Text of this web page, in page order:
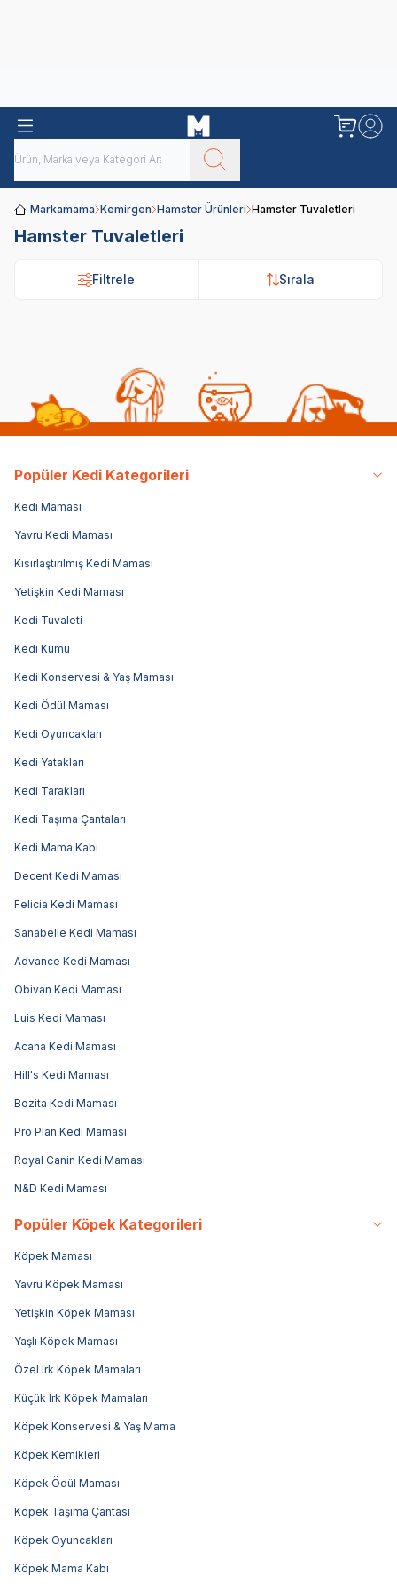
Markamama Kemirgen Hamster Ürünleri Hamster Tuvaletleri
Hamster Tuvaletleri
Filtrele Sırala
Filtrele Sırala
Popüler Kedi Kategorileri
Kedi Maması
Yavru Kedi Maması
Kısırlaştırılmış Kedi Maması
Yetişkin Kedi Maması
Kedi Tuvaleti
Kedi Kumu
Kedi Konservesi & Yaş Maması
Kedi Ödül Maması
Kedi Oyuncakları
Kedi Yatakları
Kedi Tarakları
Kedi Taşıma Çantaları
Kedi Mama Kabı
Decent Kedi Maması
Felicia Kedi Maması
Sanabelle Kedi Maması
Advance Kedi Maması
Obivan Kedi Maması
Luis Kedi Maması
Acana Kedi Maması
Hill's Kedi Maması
Bozita Kedi Maması
Pro Plan Kedi Maması
Royal Canin Kedi Maması
N&D Kedi Maması
Popüler Köpek Kategorileri
Köpek Maması
Yavru Köpek Maması
Yetişkin Köpek Maması
Yaşlı Köpek Maması
Özel Irk Köpek Mamaları
Küçük Irk Köpek Mamaları
Köpek Konservesi & Yaş Mama
Köpek Kemikleri
Köpek Ödül Maması
Köpek Taşıma Çantası
Köpek Oyuncakları
Köpek Mama Kabı